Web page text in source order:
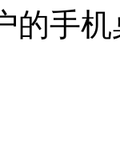
的手